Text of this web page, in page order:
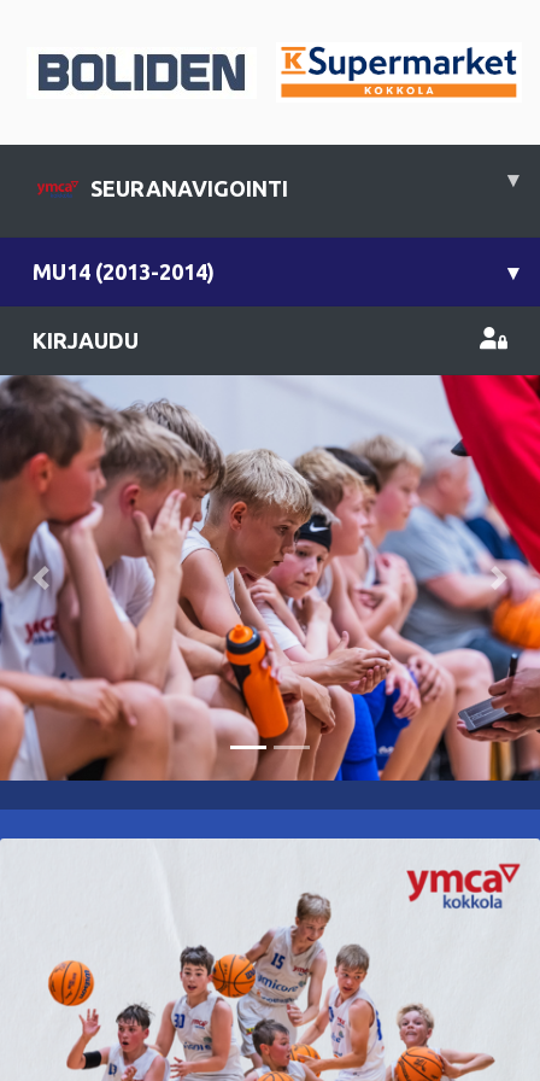
SEURANAVIGOINTI ▾
MU14 (2013-2014) ▾
KIRJAUDU
Previous